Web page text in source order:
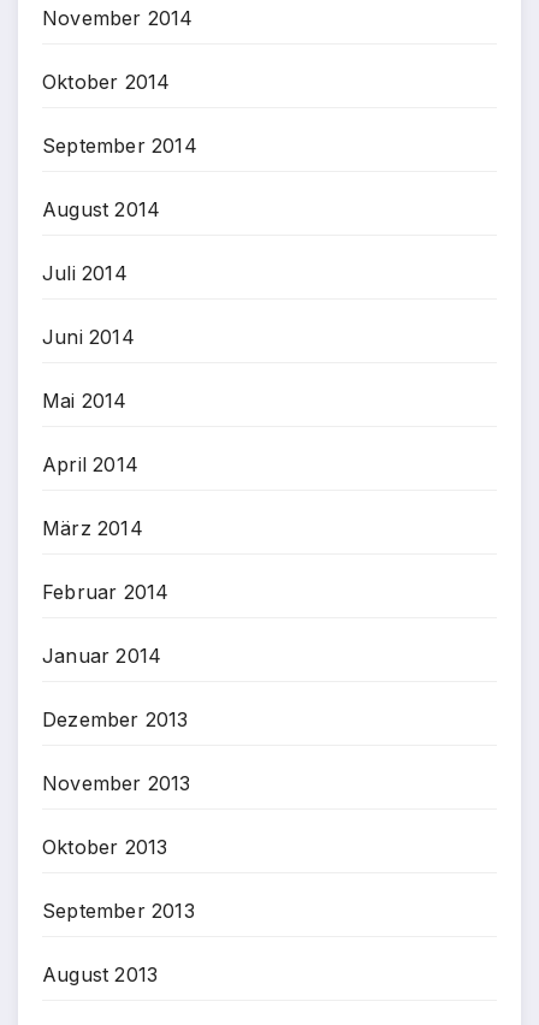
November 2014
Oktober 2014
September 2014
August 2014
Juli 2014
Juni 2014
Mai 2014
April 2014
März 2014
Februar 2014
Januar 2014
Dezember 2013
November 2013
Oktober 2013
September 2013
August 2013